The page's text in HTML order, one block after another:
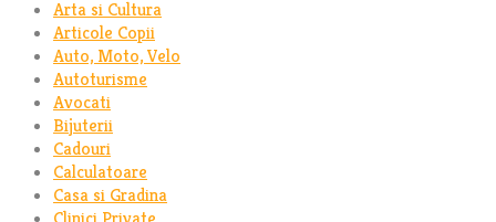
Arta si Cultura
Articole Copii
Auto, Moto, Velo
Autoturisme
Avocati
Bijuterii
Cadouri
Calculatoare
Casa si Gradina